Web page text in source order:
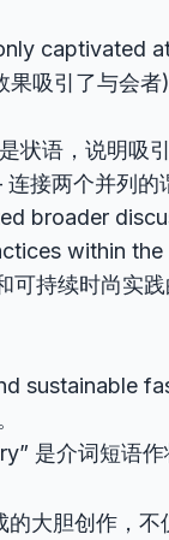
captivated
果吸引了与会者)
状语，说明吸引
接两个并列的
broader
within
可持续时尚实
sustainable
是介词短语作
大胆创作，不